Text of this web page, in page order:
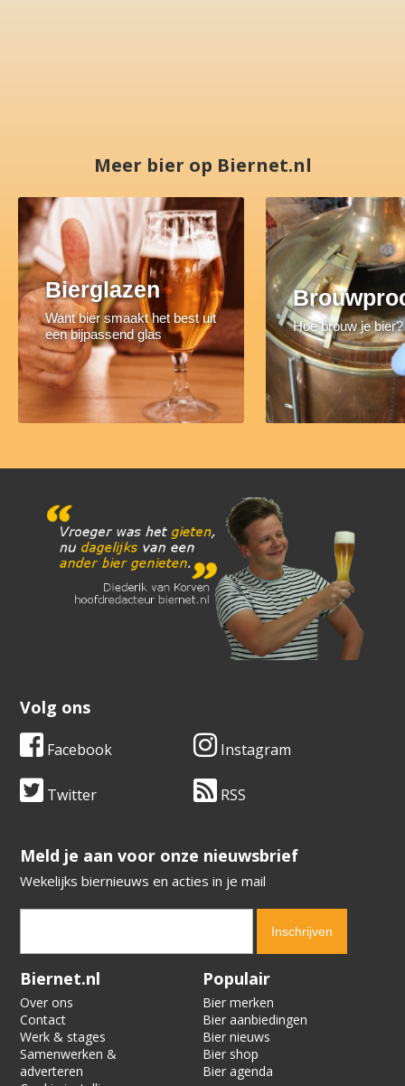
Meer bier op Biernet.nl
Bierglazen
Want bier smaakt het best uit
een bijpassend glas
Hoe brouw je bier?
Volg ons
Facebook Instagram
Twitter RSS
​​​​​​​Meld je aan voor onze nieuwsbrief
Wekelijks biernieuws en acties in je mail
Verification code:
Biernet.nl
Over ons
Contact
Werk & stages
Samenwerken &
adverteren
Populair
Bier merken
Bier aanbiedingen
Bier nieuws
Bier shop
Bier agenda